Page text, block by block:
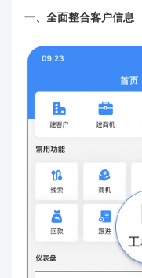
一、全面整合客户信息